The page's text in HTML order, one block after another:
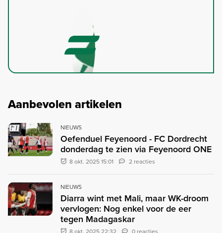
Aanbevolen artikelen
NIEUWS
Oefenduel Feyenoord - FC Dordrecht
donderdag te zien via Feyenoord ONE
8 okt. 2025 15:01 2 reacties
NIEUWS
Diarra wint met Mali, maar WK-droom
vervlogen: Nog enkel voor de eer
tegen Madagaskar